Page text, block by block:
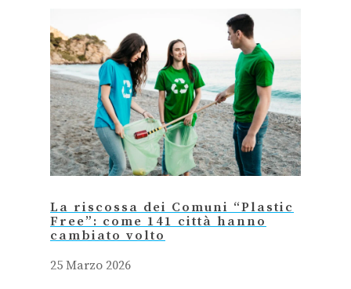
La riscossa dei Comuni “Plastic
Free”: come 141 città hanno
cambiato volto
25 Marzo 2026